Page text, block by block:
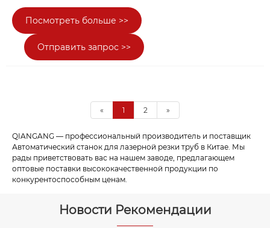
Посмотреть больше >>
Отправить запрос >>
« 1 2 »
QIANGANG — профессиональный производитель и поставщик
Автоматический станок для лазерной резки труб в Китае. Мы
рады приветствовать вас на нашем заводе, предлагающем
оптовые поставки высококачественной продукции по
конкурентоспособным ценам.
Новости Рекомендации